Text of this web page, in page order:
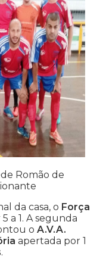
Romão de
da casa, o Força
a 1. A segunda
o A.V.A.
apertada por 1
.